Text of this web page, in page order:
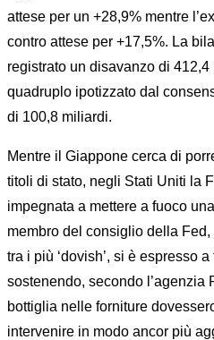
attese per un +28,9% mentre
contro attese per +17,5%. La
registrato un disavanzo di 412,4
quadruplo ipotizzato dal
di 100,8 miliardi.
Mentre il Giappone cerca di
titoli di stato, negli Stati Uniti la
impegnata a mettere a fuoco
membro del consiglio della
tra i più ‘dovish’, si è espresso
sostenendo, secondo l’agenzia
bottiglia nelle forniture
intervenire in modo ancor più